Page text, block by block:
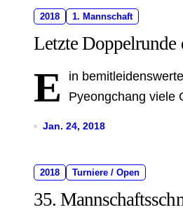
2018 1. Mannschaft
Letzte Doppelrunde
E
in
Pyeongchang viele
Jan. 24, 2018
2018 Turniere / Open
35.